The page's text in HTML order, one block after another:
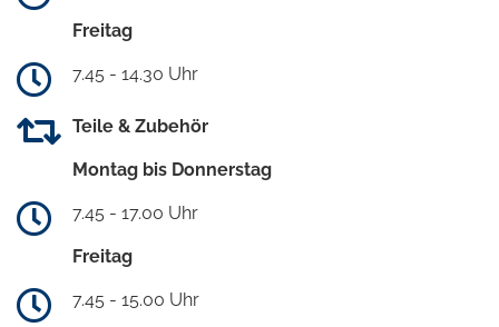
Freitag
7.45 - 14.30 Uhr
Teile & Zubehör
Montag bis Donnerstag
7.45 - 17.00 Uhr
Freitag
7.45 - 15.00 Uhr